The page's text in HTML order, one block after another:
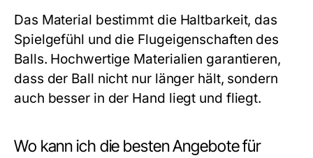
Das Material bestimmt die Haltbarkeit, das
Spielgefühl und die Flugeigenschaften des
Balls. Hochwertige Materialien garantieren,
dass der Ball nicht nur länger hält, sondern
auch besser in der Hand liegt und fliegt.
Wo kann ich die besten Angebote für